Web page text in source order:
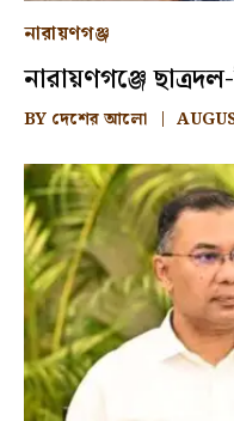
নারায়ণগঞ্জ
নারায়ণগঞ্জে
BY দেশের আলো